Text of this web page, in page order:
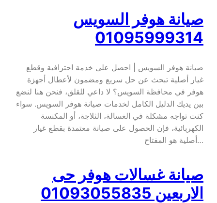
صيانة هوفر السويس
01095999314
صيانة هوفر السويس | احصل على خدمة احترافية وقطع
غيار أصلية تبحث عن حل سريع ومضمون لأعطال أجهزة
هوفر في محافظة السويس؟ لا داعي للقلق، فنحن هنا لنضع
بين يديك الدليل الكامل لخدمات صيانة هوفر السويس. سواء
كنت تواجه مشكلة في الغسالة، الثلاجة، أو المكنسة
الكهربائية، فإن الحصول على صيانة معتمدة بقطع غيار
أصلية هو المفتاح…
صيانة غسالات هوفر حى
الاربعين 01093055835